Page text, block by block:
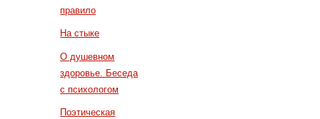
правило
На стыке
О душевном
здоровье. Беседа
с психологом
Поэтическая